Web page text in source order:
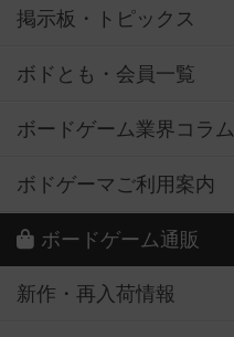
掲示板・トピックス
ボドとも・会員一覧
ボードゲーム業界コラム
ボドゲーマご利用案内
ボードゲーム通販
新作・再入荷情報